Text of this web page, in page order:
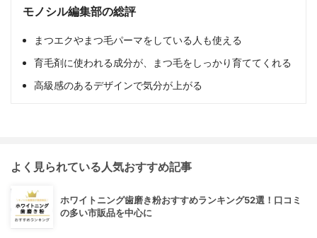
モノシル編集部の総評
まつエクやまつ毛パーマをしている人も使える
育毛剤に使われる成分が、まつ毛をしっかり育ててくれる
高級感のあるデザインで気分が上がる
よく見られている人気おすすめ記事
ホワイトニング歯磨き粉おすすめランキング52選！口コミ
の多い市販品を中心に